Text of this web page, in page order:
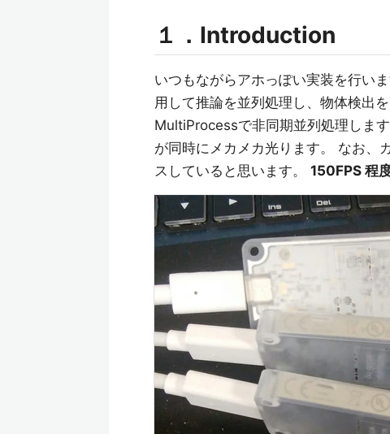
１．Introduction
いつもながらアホっぽい実装を行い
用して推論を並列処理し、物体検出
MultiProcessで非同期並列処理しま
が同時にメカメカ光ります。 なお、
スしていると思います。 150FPS 程